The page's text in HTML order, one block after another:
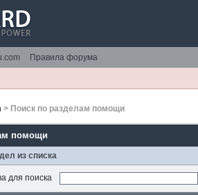
Правила форума
> Поиск по разделам помощи
помощи
из списка
для поиска